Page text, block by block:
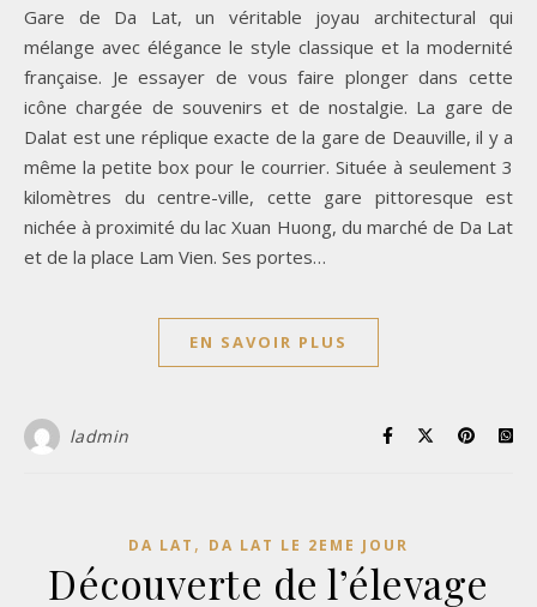
Gare de Da Lat, un véritable joyau architectural qui
mélange avec élégance le style classique et la modernité
française. Je essayer de vous faire plonger dans cette
icône chargée de souvenirs et de nostalgie. La gare de
Dalat est une réplique exacte de la gare de Deauville, il y a
même la petite box pour le courrier. Située à seulement 3
kilomètres du centre-ville, cette gare pittoresque est
nichée à proximité du lac Xuan Huong, du marché de Da Lat
et de la place Lam Vien. Ses portes…
EN SAVOIR PLUS
ladmin
DA LAT , DA LAT LE 2EME JOUR
Découverte de l’élevage